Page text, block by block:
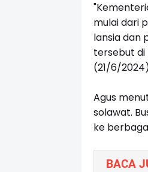
mulai dari
lansia dan
tersebut di
(21/6/
Agus
solawat.
ke
BACA